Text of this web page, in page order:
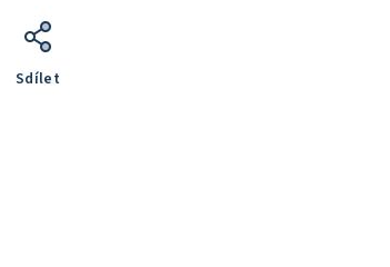
Sdílet